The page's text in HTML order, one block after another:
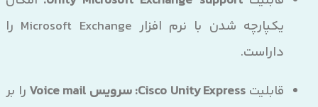
یکپارچه شدن با نرم افزار Microsoft Exchange را
داراست.
قابلیت Cisco Unity Express: سرویس Voice mail را بر